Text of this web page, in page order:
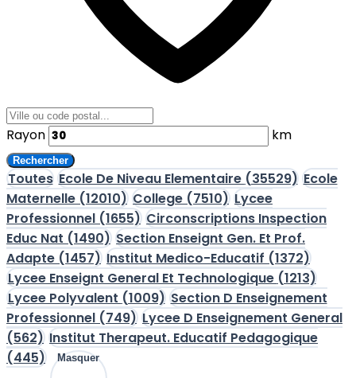
Rayon km
Rechercher
Toutes Ecole De Niveau Elementaire (35529) Ecole
Maternelle (12010) College (7510) Lycee
Professionnel (1655) Circonscriptions Inspection
Educ Nat (1490) Section Enseignt Gen. Et Prof.
Adapte (1457) Institut Medico-Educatif (1372)
Lycee Enseignt General Et Technologique (1213)
Lycee Polyvalent (1009) Section D Enseignement
Professionnel (749) Lycee D Enseignement General
(562) Institut Therapeut. Educatif Pedagogique
(445)
Masquer